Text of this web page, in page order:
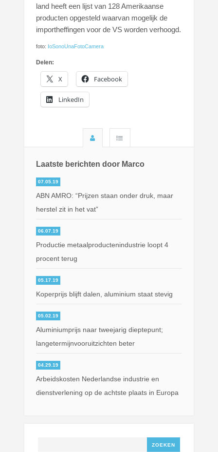
land heeft een lijst van 128 Amerikaanse
producten opgesteld waarvan mogelijk de
importheffingen voor de VS worden verhoogd.
foto: IoSonoUnaFotoCamera
Delen:
X Facebook
LinkedIn
Laatste berichten door Marco
07.05.19
ABN AMRO: “Prijzen staan onder druk, maar
herstel zit in het vat”
06.07.19
Productie metaalproductenindustrie loopt 4
procent terug
05.17.19
Koperprijs blijft dalen, aluminium staat stevig
05.02.19
Aluminiumprijs naar tweejarig dieptepunt;
langetermijnvooruitzichten beter
04.29.19
Arbeidskosten Nederlandse industrie en
dienstverlening op de achtste plaats in Europa